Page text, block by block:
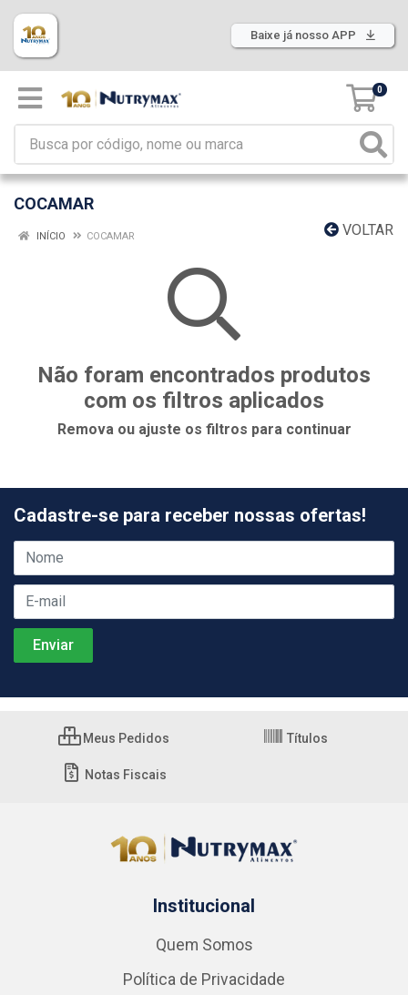
Baixe já nosso APP
0
COCAMAR
VOLTAR
INÍCIO COCAMAR
Não foram encontrados produtos
com os filtros aplicados
Remova ou ajuste os filtros para continuar
Cadastre-se para receber nossas ofertas!
Meus Pedidos Títulos
Notas Fiscais
Institucional
Quem Somos
Política de Privacidade